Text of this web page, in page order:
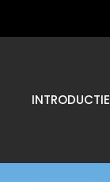
INTRODUCTIE